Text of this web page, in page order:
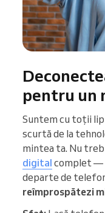
pentru un
Suntem cu toții
scurtă de la
mintea ta. Nu
digital complet —
departe de
reîmprospătezi